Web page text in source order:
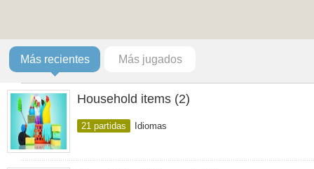
Más recientes Más jugados
Household items (2)
21 partidas Idiomas